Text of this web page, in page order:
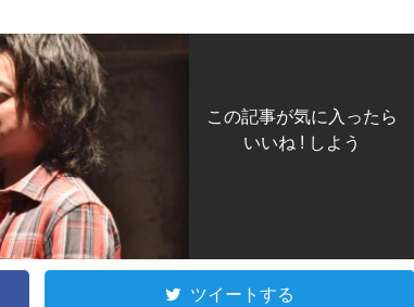
この記事が気に入ったら
いいね ! しよう
ツイートする